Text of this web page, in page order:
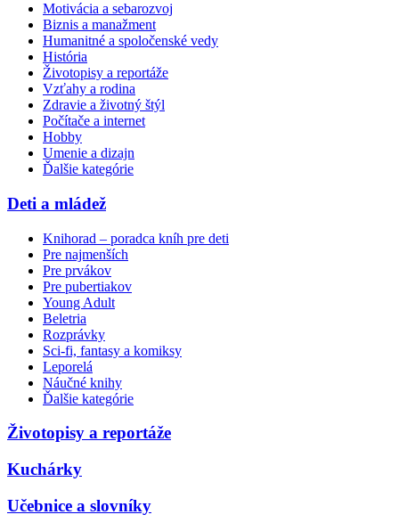
Motivácia a sebarozvoj
Biznis a manažment
Humanitné a spoločenské vedy
História
Životopisy a reportáže
Vzťahy a rodina
Zdravie a životný štýl
Počítače a internet
Hobby
Umenie a dizajn
Ďalšie kategórie
Deti a mládež
Knihorad – poradca kníh pre deti
Pre najmenších
Pre prvákov
Pre pubertiakov
Young Adult
Beletria
Rozprávky
Sci-fi, fantasy a komiksy
Leporelá
Náučné knihy
Ďalšie kategórie
Životopisy a reportáže
Kuchárky
Učebnice a slovníky